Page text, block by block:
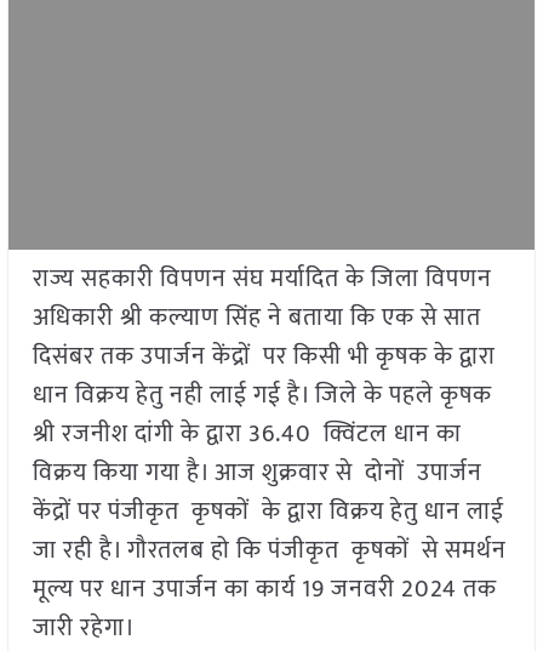
राज्य सहकारी विपणन संघ मर्यादित के जिला विपणन
अधिकारी श्री कल्याण सिंह ने बताया कि एक से सात
दिसंबर तक उपार्जन केंद्रों पर किसी भी कृषक के द्वारा
धान विक्रय हेतु नही लाई गई है। जिले के पहले कृषक
श्री रजनीश दांगी के द्वारा 36.40 क्विंटल धान का
विक्रय किया गया है। आज शुक्रवार से दोनों उपार्जन
केंद्रों पर पंजीकृत कृषकों के द्वारा विक्रय हेतु धान लाई
जा रही है। गौरतलब हो कि पंजीकृत कृषकों से समर्थन
मूल्य पर धान उपार्जन का कार्य 19 जनवरी 2024 तक
जारी रहेगा।